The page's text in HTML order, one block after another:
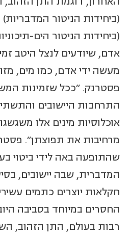
(ביחידות הניטור המדבריות)
(ביחידות הניטור הים-
אדם, שיודעים לנצל היטב
מעשה ידי אדם, כמו מים,
פסטרנק. "ככל שזמינות
התרחבות היישובים
אוכלוסיות מינים אלו
מרחיבות את תפוצתן".
שהתופעה באה לידי ביטוי
המדברית, שבה יישובים,
חקלאות יוצרים כתמים
החסרים במיוחד בסביבה
רבות בעולם, התן הזהוב,